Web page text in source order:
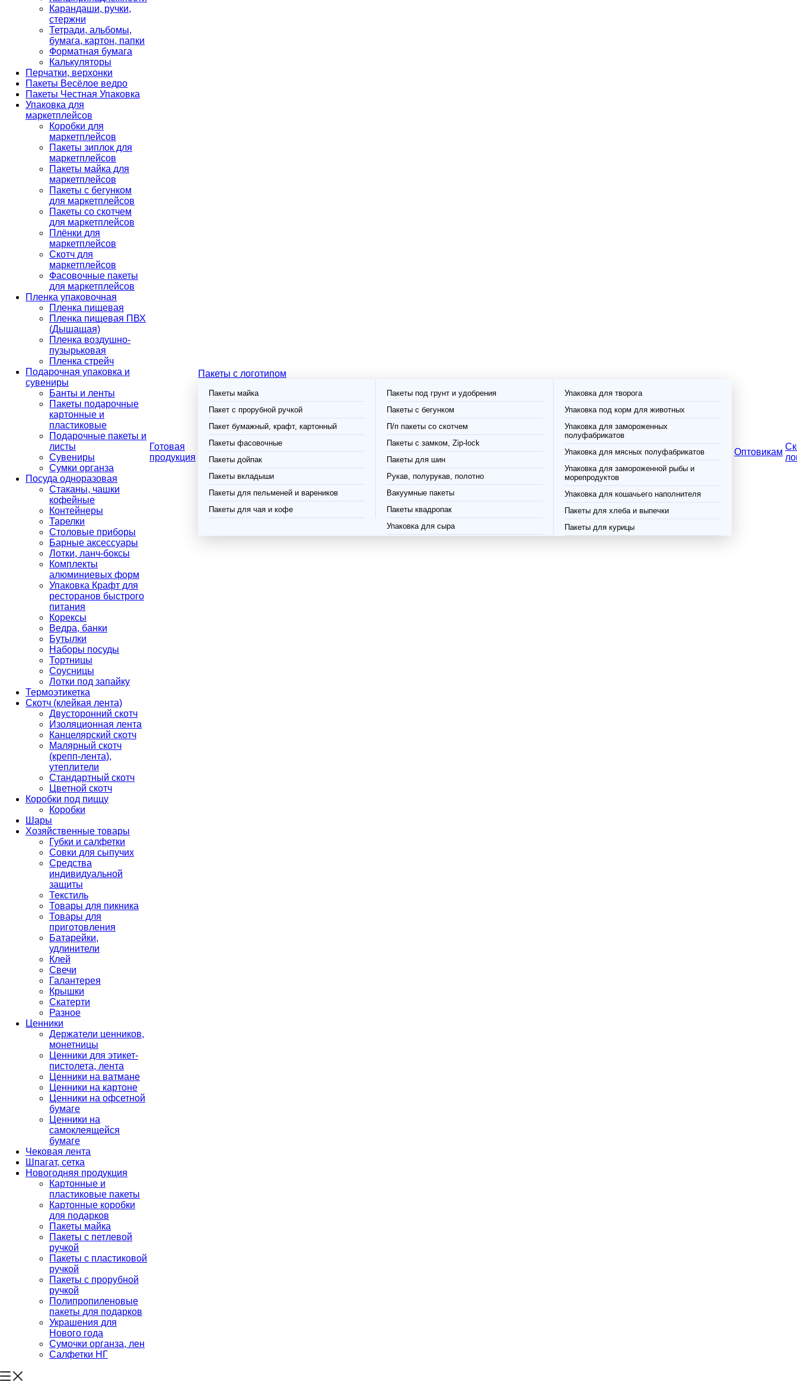
Карандаши, ручки,
стержни
Тетради, альбомы,
бумага, картон, папки
Форматная бумага
Калькуляторы
Перчатки, верхонки
Пакеты Весёлое ведро
Пакеты Честная Упаковка
Упаковка для
маркетплейсов
Коробки для
маркетплейсов
Пакеты зиплок для
маркетплейсов
Пакеты майка для
маркетплейсов
Пакеты с бегунком
для маркетплейсов
Пакеты со скотчем
для маркетплейсов
Плёнки для
маркетплейсов
Скотч для
маркетплейсов
Фасовочные пакеты
для маркетплейсов
Пленка упаковочная
Пленка пищевая
Пленка пищевая ПВХ
(Дышащая)
Пленка воздушно-
пузырьковая
Пленка стрейч
Подарочная упаковка и
сувениры
Банты и ленты
Пакеты подарочные
картонные и
пластиковые
Подарочные пакеты и
листы
Сувениры
Сумки органза
Посуда одноразовая
Стаканы, чашки
кофейные
Контейнеры
Тарелки
Столовые приборы
Барные аксессуары
Лотки, ланч-боксы
Комплекты
алюминиевых форм
Упаковка Крафт для
ресторанов быстрого
питания
Корексы
Ведра, банки
Бутылки
Наборы посуды
Тортницы
Соусницы
Лотки под запайку
Термоэтикетка
Скотч (клейкая лента)
Двусторонний скотч
Изоляционная лента
Канцелярский скотч
Малярный скотч
(крепп-лента),
утеплители
Стандартный скотч
Цветной скотч
Коробки под пиццу
Коробки
Шары
Хозяйственные товары
Губки и салфетки
Совки для сыпучих
Средства
индивидуальной
защиты
Текстиль
Товары для пикника
Товары для
приготовления
Батарейки,
удлинители
Клей
Свечи
Галантерея
Крышки
Скатерти
Разное
Ценники
Держатели ценников,
монетницы
Ценники для этикет-
пистолета, лента
Ценники на ватмане
Ценники на картоне
Ценники на офсетной
бумаге
Ценники на
самоклеящейся
бумаге
Чековая лента
Шпагат, сетка
Новогодняя продукция
Картонные и
пластиковые пакеты
Картонные коробки
для подарков
Пакеты майка
Пакеты с петлевой
ручкой
Пакеты с пластиковой
ручкой
Пакеты с прорубной
ручкой
Полипропиленовые
пакеты для подарков
Украшения для
Нового года
Сумочки органза, лен
Салфетки НГ
Готовая
продукция
Пакеты с логотипом
Пакеты майка
Пакет с прорубной ручкой
Пакет бумажный, крафт, картонный
Пакеты фасовочные
Пакеты дойпак
Пакеты вкладыши
Пакеты для пельменей и вареников
Пакеты для чая и кофе
Пакеты под грунт и удобрения
Пакеты с бегунком
П/п пакеты со скотчем
Пакеты с замком, Zip-lock
Пакеты для шин
Рукав, полурукав, полотно
Вакуумные пакеты
Пакеты квадропак
Упаковка для сыра
Упаковка для творога
Упаковка под корм для животных
Упаковка для замороженных
полуфабрикатов
Упаковка для мясных полуфабрикатов
Упаковка для замороженной рыбы и
морепродуктов
Упаковка для кошачьего наполнителя
Пакеты для хлеба и выпечки
Пакеты для курицы
Оптовикам